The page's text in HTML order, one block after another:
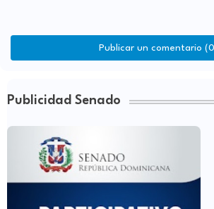
Publicar un comentario
Publicidad Senado